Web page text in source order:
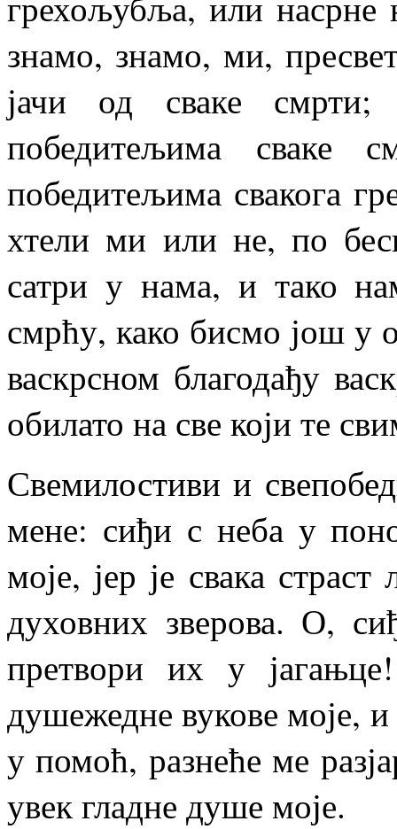
знамо, знамо, ми,
јачи од сваке
победитељима сваке
победитељима свакога
хтели ми или не, по
сатри у нама, и тако
смрћу, како бисмо још у
васкрсном благодађу
обилато на све који те
Свемилостиви и
мене: сиђи с неба у
моје, јер је свака
духовних зверова. О,
претвори их у
душежедне вукове моје,
у помоћ, разнеће ме
увек гладне душе моје.